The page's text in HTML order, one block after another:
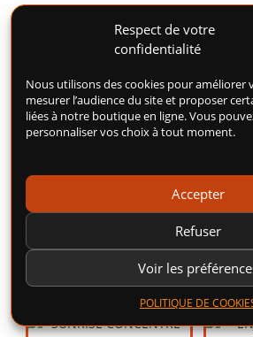
Respect de votre
confidentialité
Nous utilisons des cookies pour améliorer
mesurer l’audience du site et proposer
liées à notre boutique en ligne. Vous
personnaliser vos choix à tout moment.
Accepter
Refuser
Voir les
POLITIQUE DE
DARK INFINITY
CONCENTRÉ 30ML
– FULL MOON
Noire, Groseille, Fraise,
Ajouter au panier
–